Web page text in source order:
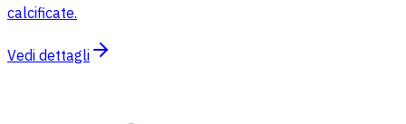
calcificate.
Vedi dettagli